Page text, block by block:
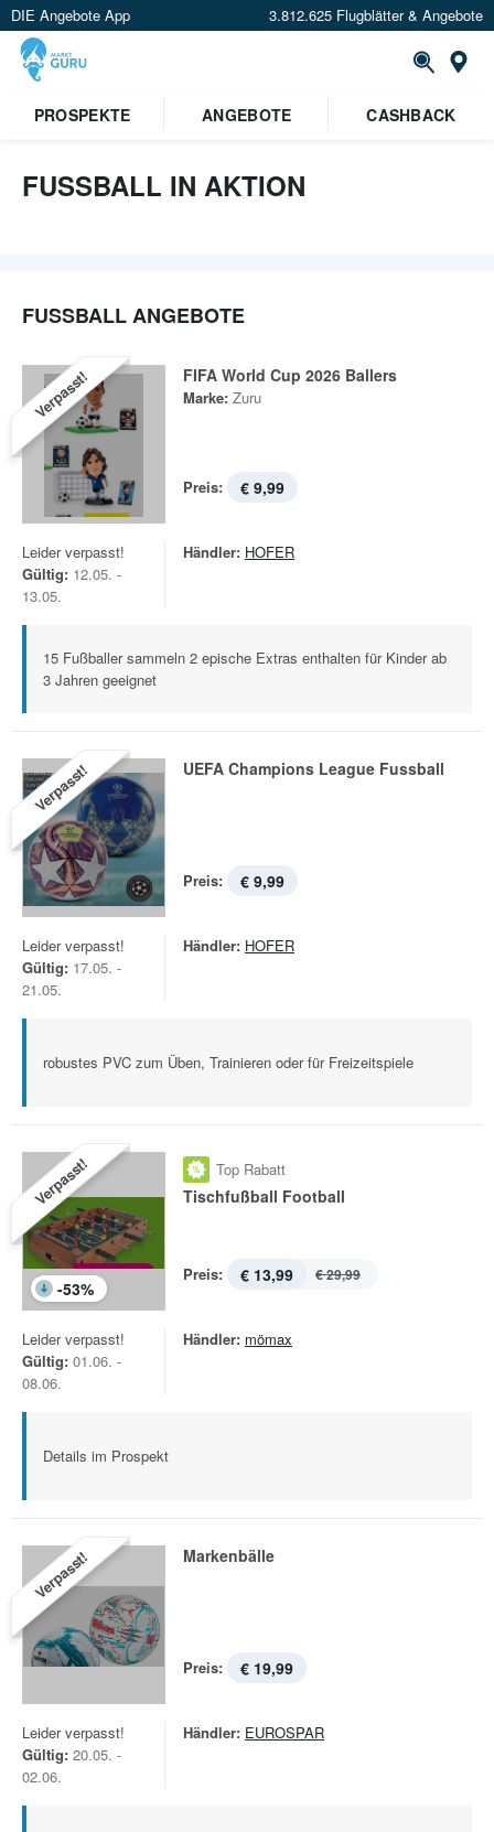
DIE Angebote App 3.812.625 Flugblätter & Angebote
PROSPEKTE
ANGEBOTE CASHBACK
FUSSBALL IN AKTION
FUSSBALL ANGEBOTE
Verpasst! FIFA World Cup 2026 Ballers
Marke: Zuru
Preis: € 9,99
Leider verpasst!
Gültig: 12.05. -
13.05.
Händler: HOFER
15 Fußballer sammeln 2 epische Extras enthalten für Kinder ab
3 Jahren geeignet
Verpasst! UEFA Champions League Fussball
Preis: € 9,99
Leider verpasst!
Gültig: 17.05. -
21.05.
Händler: HOFER
robustes PVC zum Üben, Trainieren oder für Freizeitspiele
Verpasst!
-53%
Top Rabatt
Tischfußball Football
Preis: € 13,99 € 29,99
Leider verpasst!
Gültig: 01.06. -
08.06.
Händler: mömax
Details im Prospekt
Verpasst! Markenbälle
Preis: € 19,99
Leider verpasst!
Gültig: 20.05. -
02.06.
Händler: EUROSPAR